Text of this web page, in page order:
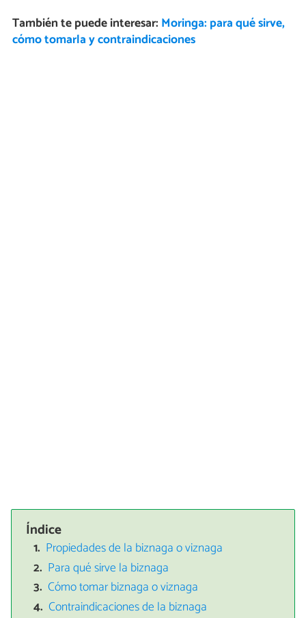
También te puede interesar: Moringa: para qué sirve,
cómo tomarla y contraindicaciones
Índice
Propiedades de la biznaga o viznaga
Para qué sirve la biznaga
Cómo tomar biznaga o viznaga
Contraindicaciones de la biznaga